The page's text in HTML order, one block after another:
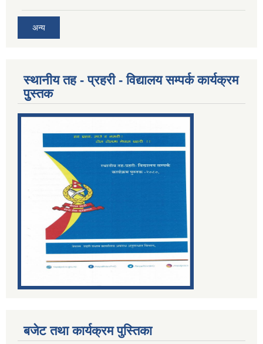
अन्य
स्थानीय तह - प्रहरी - विद्यालय सम्पर्क कार्यक्रम
पुुस्तक
बजेट तथा कार्यक्रम पुस्तिका